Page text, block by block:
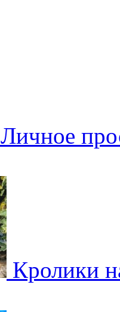
Личное
Кролики